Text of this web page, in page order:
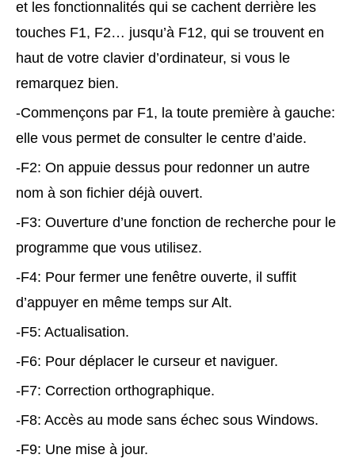
et les fonctionnalités qui se cachent derrière les
touches F1, F2… jusqu’à F12, qui se trouvent en
haut de votre clavier d’ordinateur, si vous le
remarquez bien.
-Commençons par F1, la toute première à gauche:
elle vous permet de consulter le centre d’aide.
-F2: On appuie dessus pour redonner un autre
nom à son fichier déjà ouvert.
-F3: Ouverture d’une fonction de recherche pour le
programme que vous utilisez.
-F4: Pour fermer une fenêtre ouverte, il suffit
d’appuyer en même temps sur Alt.
-F5: Actualisation.
-F6: Pour déplacer le curseur et naviguer.
-F7: Correction orthographique.
-F8: Accès au mode sans échec sous Windows.
-F9: Une mise à jour.